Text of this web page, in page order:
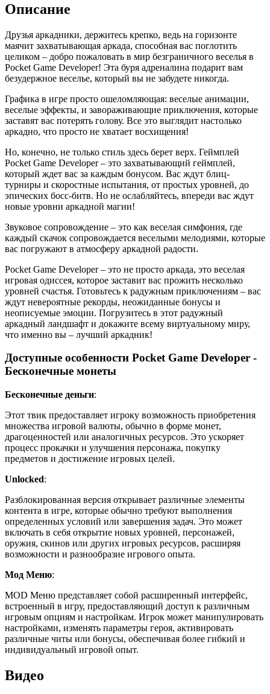
Описание
Друзья аркадники, держитесь крепко, ведь на горизонте
маячит захватывающая аркада, способная вас поглотить
целиком – добро пожаловать в мир безграничного веселья в
Pocket Game Developer! Эта буря адреналина подарит вам
безудержное веселье, который вы не забудете никогда.
Графика в игре просто ошеломляющая: веселые анимации,
веселые эффекты, и завораживающие приключения, которые
заставят вас потерять голову. Все это выглядит настолько
аркадно, что просто не хватает восхищения!
Но, конечно, не только стиль здесь берет верх. Геймплей
Pocket Game Developer – это захватывающий геймплей,
который ждет вас за каждым бонусом. Вас ждут блиц-
турниры и скоростные испытания, от простых уровней, до
эпических босс-битв. Но не ослабляйтесь, впереди вас ждут
новые уровни аркадной магии!
Звуковое сопровождение – это как веселая симфония, где
каждый скачок сопровождается веселыми мелодиями, которые
вас погружают в атмосферу аркадной радости.
Pocket Game Developer – это не просто аркада, это веселая
игровая одиссея, которое заставит вас прожить несколько
уровней счастья. Готовьтесь к радужным приключениям – вас
ждут невероятные рекорды, неожиданные бонусы и
неописуемые эмоции. Погрузитесь в этот радужный
аркадный ландшафт и докажите всему виртуальному миру,
что именно вы – лучший аркадник!
Доступные особенности Pocket Game Developer -
Бесконечные монеты
Бесконечные деньги:
Этот твик предоставляет игроку возможность приобретения
множества игровой валюты, обычно в форме монет,
драгоценностей или аналогичных ресурсов. Это ускоряет
процесс прокачки и улучшения персонажа, покупку
предметов и достижение игровых целей.
Unlocked:
Разблокированная версия открывает различные элементы
контента в игре, которые обычно требуют выполнения
определенных условий или завершения задач. Это может
включать в себя открытие новых уровней, персонажей,
оружия, скинов или других игровых ресурсов, расширяя
возможности и разнообразие игрового опыта.
Мод Меню:
MOD Меню представляет собой расширенный интерфейс,
встроенный в игру, предоставляющий доступ к различным
игровым опциям и настройкам. Игрок может манипулировать
настройками, изменять параметры героя, активировать
различные читы или бонусы, обеспечивая более гибкий и
индивидуальный игровой опыт.
Видео